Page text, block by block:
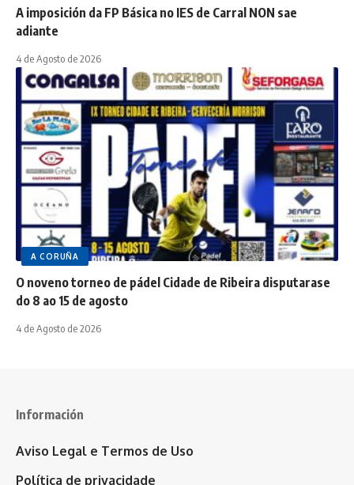
A imposición da FP Básica no IES de Carral NON sae
adiante
4 de Agosto de 2026
A CORUÑA
O noveno torneo de pádel Cidade de Ribeira disputarase
do 8 ao 15 de agosto
4 de Agosto de 2026
Información
Aviso Legal e Termos de Uso
Política de privacidade